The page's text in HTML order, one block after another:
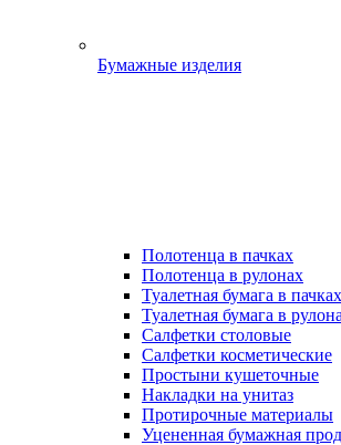
Бумажные изделия
Полотенца в пачках
Полотенца в рулонах
Туалетная бумага в пачках
Туалетная бумага в
Салфетки столовые
Салфетки косметические
Простыни кушеточные
Накладки на унитаз
Протирочные материалы
Уцененная бумажная